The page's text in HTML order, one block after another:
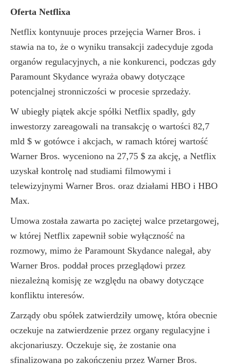
Oferta Netflixa
Netflix kontynuuje proces przejęcia Warner Bros. i
stawia na to, że o wyniku transakcji zadecyduje zgoda
organów regulacyjnych, a nie konkurenci, podczas gdy
Paramount Skydance wyraża obawy dotyczące
potencjalnej stronniczości w procesie sprzedaży.
W ubiegły piątek akcje spółki Netflix spadły, gdy
inwestorzy zareagowali na transakcję o wartości 82,7
mld $ w gotówce i akcjach, w ramach której wartość
Warner Bros. wyceniono na 27,75 $ za akcję, a Netflix
uzyskał kontrolę nad studiami filmowymi i
telewizyjnymi Warner Bros. oraz działami HBO i HBO
Max.
Umowa została zawarta po zaciętej walce przetargowej,
w której Netflix zapewnił sobie wyłączność na
rozmowy, mimo że Paramount Skydance nalegał, aby
Warner Bros. poddał proces przeglądowi przez
niezależną komisję ze względu na obawy dotyczące
konfliktu interesów.
Zarządy obu spółek zatwierdziły umowę, która obecnie
oczekuje na zatwierdzenie przez organy regulacyjne i
akcjonariuszy. Oczekuje się, że zostanie ona
sfinalizowana po zakończeniu przez Warner Bros.